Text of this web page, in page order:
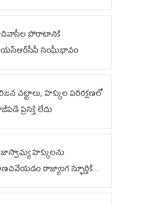
పోరాటానికి
సంఘీభావం
చట్టాలు, హక్కుల పరిరక్షణలో
ప్రసక్తే లేదు
హక్కులను
రాజ్యాంగ స్ఫూర్తికి